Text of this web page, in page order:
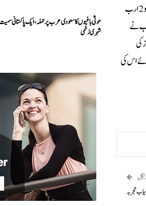
کراچی:سعودی عرب کی جانب سے پاکستان کو مزید 1 ارب ڈالر کے فنڈز موصول ہو گئے۔سٹیٹ بینک نے تصدیق کرتے ہوئے کہا ہے کہ سعودی عرب کی جانب سے 15 اپریل کو 2 ارب
سعودی عرب نے
حکومت کی جانب سے 3 ارب ڈالرز کی
رول اوور کے بجائے اس کی
تجربہ
شہری زخمی